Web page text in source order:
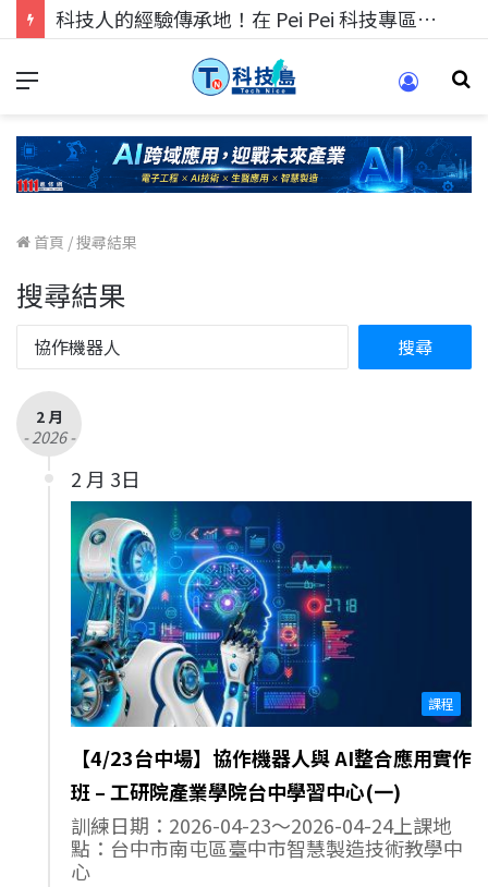
科技人的經驗傳承地！在 Pei Pei 科技專區，與學弟妹交流最硬核的技術
首頁 /搜尋結果
搜尋結果
2 月
- 2026 -
2 月 3日
課程
【4/23台中場】協作機器人與 AI整合應用實作
班 – 工研院產業學院台中學習中心(一)
訓練日期：2026-04-23～2026-04-24上課地
點：台中市南屯區臺中市智慧製造技術教學中
心